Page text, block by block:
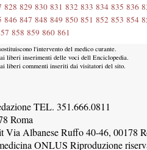
828 829 830 831 832 833 834 835 836
846 847 848 849 850 851 852 853 854
858 859 860 861
l'intervento del medico curante.
liberi inserimenti delle voci dell Enciclopedia.
ai liberi commenti inseriti dai visitatori del sito.
TEL. 351.666.0811
Roma
Via Albanese Ruffo 40-46, 00178
ONLUS Riproduzione